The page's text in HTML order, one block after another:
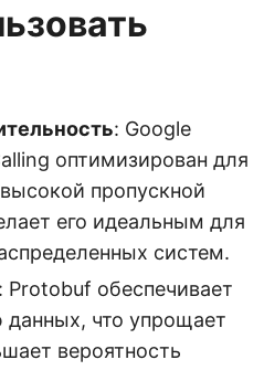
: Google
оптимизирован для
пропускной
его идеальным для
систем.
: Protobuf обеспечивает
что упрощает
вероятность